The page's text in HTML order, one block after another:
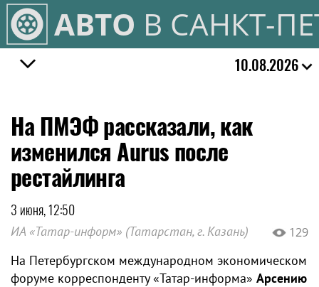
АВТО В САНКТ-
10.08.2026
На ПМЭФ рассказали, как
изменился Aurus после
рестайлинга
3 июня, 12:50
ИА «Татар-информ» (Татарстан, г. Казань) 129
На Петербургском международном экономическом
форуме корреспонденту «Татар-информа» Арсению